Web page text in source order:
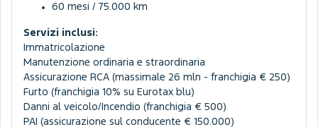
60 mesi / 75.000 km
Servizi inclusi:
Immatricolazione
Manutenzione ordinaria e straordinaria
Assicurazione RCA (massimale 26 mln - franchigia € 250)
Furto (franchigia 10% su Eurotax blu)
Danni al veicolo/Incendio (franchigia € 500)
PAI (assicurazione sul conducente € 150.000)